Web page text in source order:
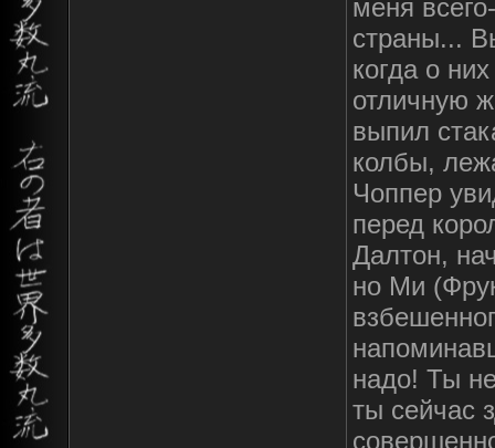
меня
страны...
когда о
отличную
выпил
колбы,
Чоппер
перед
Далтон,
но Ми
надо! Ты
ты сейчас